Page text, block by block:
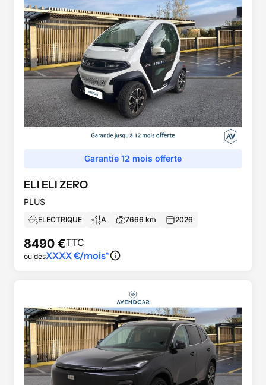
Garantie 12 mois offerte
ELI ELI ZERO
PLUS
ELECTRIQUE A 7666 km 2026
8490 €TTC
ou dèsXXXX€/mois*